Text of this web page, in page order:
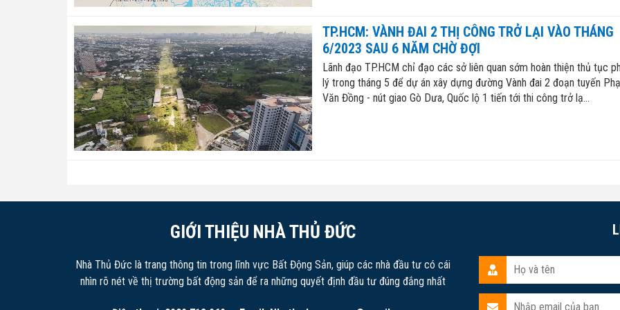
TP.HCM: VÀNH ĐAI 2 THỊ CÔNG TRỞ LẠI VÀO THÁNG
6/2023 SAU 6 NĂM CHỜ ĐỢI
Lãnh đạo TP.HCM chỉ đạo các sở liên quan sớm hoàn thiện thủ tục
lý trong tháng 5 để dự án xây dựng đường Vành đai 2 đoạn tuyến
Văn Đồng - nút giao Gò Dưa, Quốc lộ 1 tiến tới thi công trở lạ...
GIỚI THIỆU NHÀ THỦ ĐỨC
Nhà Thủ Đức là trang thông tin trong lĩnh vực Bất Động Sản, giúp các nhà đầu tư có cái
nhìn rõ nét về thị trường bất động sản để ra những quyết định đầu tư đúng đắng nhất